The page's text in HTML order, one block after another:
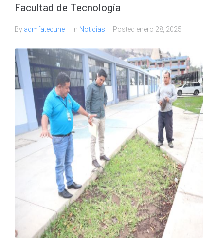
Facultad de Tecnología
By admfatecune In Noticias Posted enero 28, 2025